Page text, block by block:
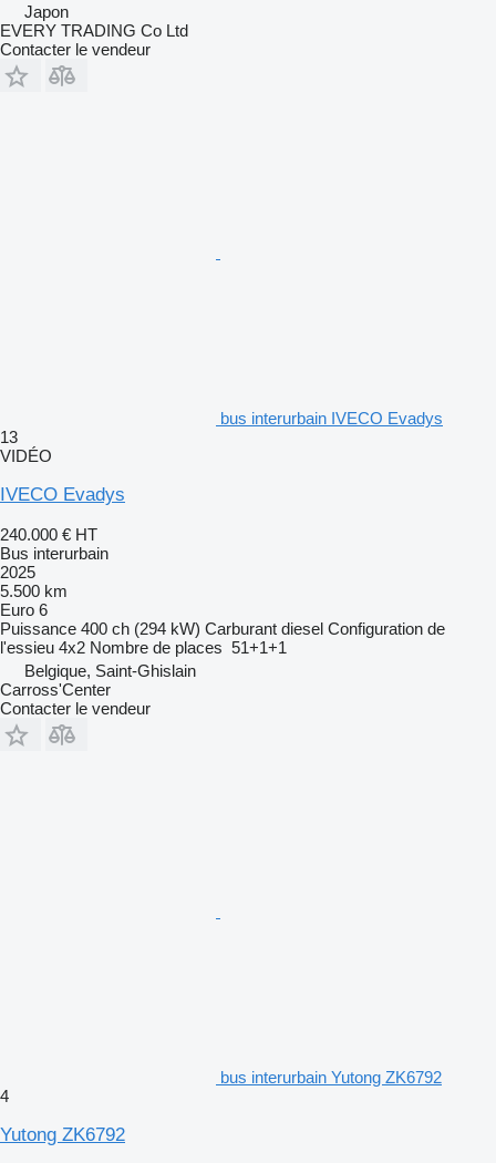
Japon
EVERY TRADING Co Ltd
Contacter le vendeur
bus interurbain IVECO Evadys
13
VIDÉO
IVECO Evadys
240.000 € HT
Bus interurbain
2025
5.500 km
Euro 6
Puissance 400 ch (294 kW) Carburant diesel Configuration de
l'essieu 4x2 Nombre de places 51+1+1
Belgique, Saint-Ghislain
Carross'Center
Contacter le vendeur
bus interurbain Yutong ZK6792
4
Yutong ZK6792